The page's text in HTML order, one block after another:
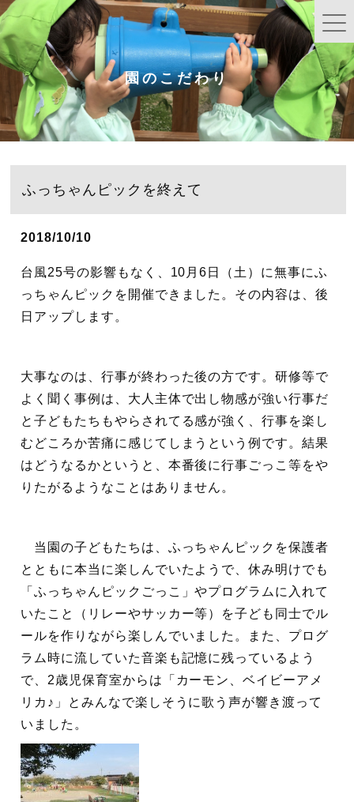
園のこだわり
ふっちゃんピックを終えて
2018/10/10
台風25号の影響もなく、10月6日（土）に無事にふ
っちゃんピックを開催できました。その内容は、後
日アップします。
大事なのは、行事が終わった後の方です。研修等で
よく聞く事例は、大人主体で出し物感が強い行事だ
と子どもたちもやらされてる感が強く、行事を楽し
むどころか苦痛に感じてしまうという例です。結果
はどうなるかというと、本番後に行事ごっこ等をや
りたがるようなことはありません。
当園の子どもたちは、ふっちゃんピックを保護者
とともに本当に楽しんでいたようで、休み明けでも
「ふっちゃんピックごっこ」やプログラムに入れて
いたこと（リレーやサッカー等）を子ども同士でル
ールを作りながら楽しんでいました。また、プログ
ラム時に流していた音楽も記憶に残っているよう
で、2歳児保育室からは「カーモン、ベイビーアメ
リカ♪」とみんなで楽しそうに歌う声が響き渡って
いました。